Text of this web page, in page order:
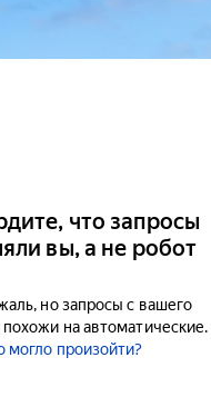
что запросы
вы, а не робот
но запросы с вашего
похожи на автоматические.
могло произойти?